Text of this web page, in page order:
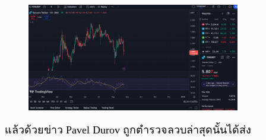
แล้วด้วยข่าว Pavel Durov ถูกตำรวจลวบล่าสุดนั้นได้ส่ง